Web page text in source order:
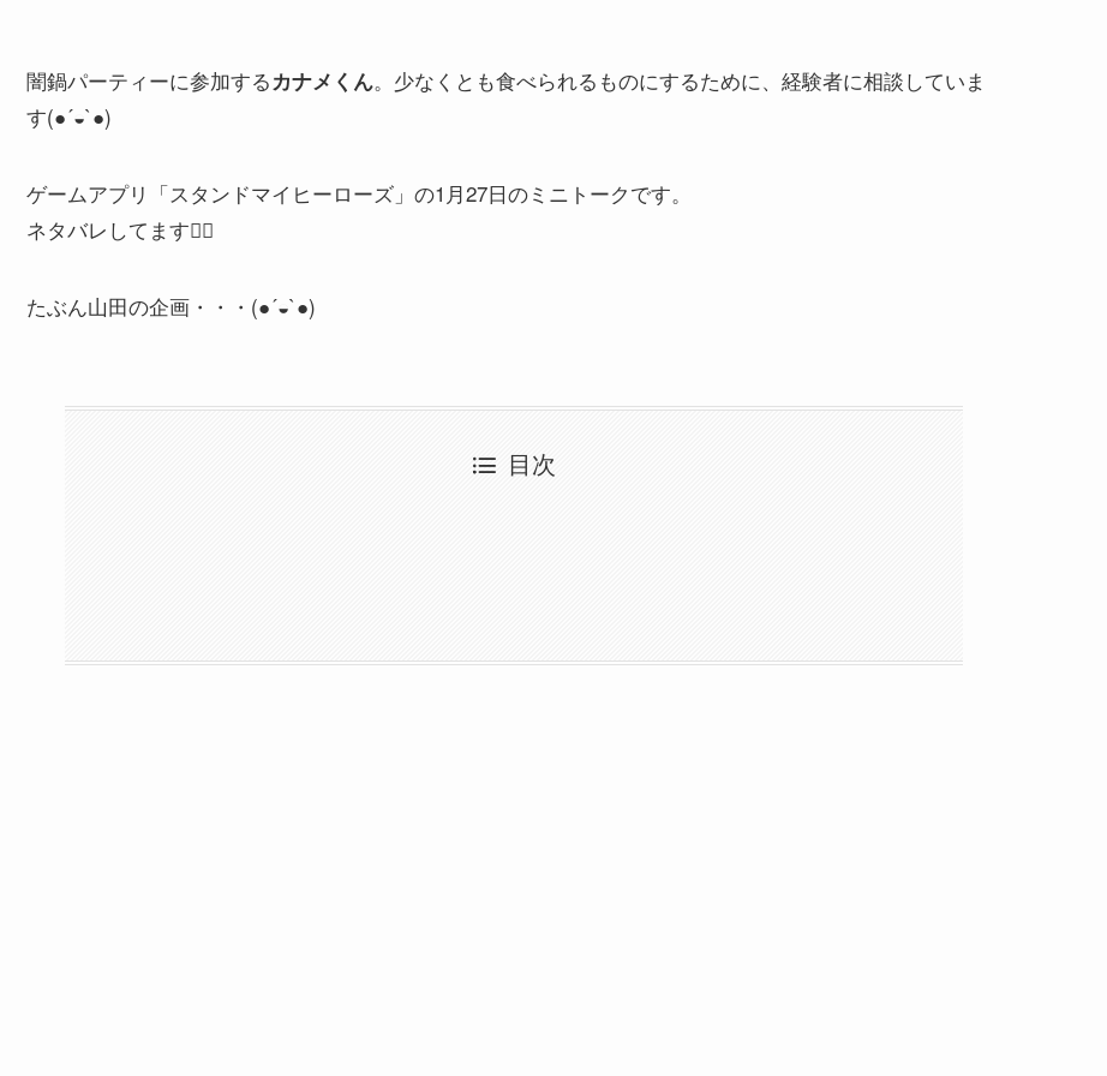
闇鍋パーティーに参加するカナメくん。少なくとも食べられるものにするために、経験者に相談していま
す(●´◒`●)
ゲームアプリ「スタンドマイヒーローズ」の1月27日のミニトークです。
ネタバレしてます🙇‍♂️
たぶん山田の企画・・・(●´◒`●)
目次